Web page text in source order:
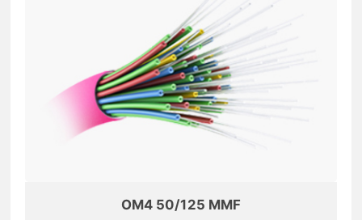
OM4 50/125 MMF